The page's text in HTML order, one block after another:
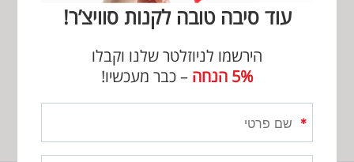
טיפים לבית חכם
המדריך להחלפת גוף
חימום בדוד
עוד סיבה טובה לקנות סוויצ’ר!
הירשמו לניוזלטר שלנו וקבלו
5% הנחה
– כבר מעכשיו!
פרטי
(חובה)